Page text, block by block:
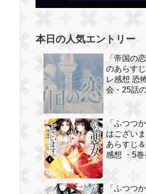
本日の人気エントリー
「帝国の
のあらす
レ感想 恐
会・25話
「ふつつ
はござい
あらすじ
感想 ・5
「ふつつ